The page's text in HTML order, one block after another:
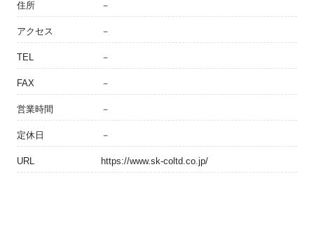
住所 －
アクセス －
TEL －
FAX －
営業時間 －
定休日 －
URL https://www.sk-coltd.co.jp/